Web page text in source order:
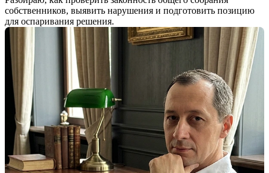
собственников, выявить нарушения и подготовить позицию
для оспаривания решения.